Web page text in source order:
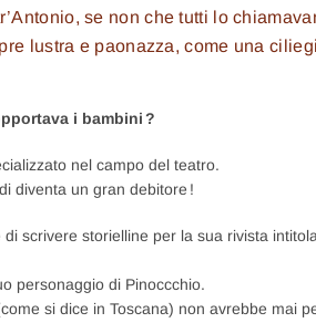
se non che tutti lo
lustra e paonazza, come una
i bambini ?
nel campo del teatro.
diventa un gran debitore !
scrivere storielline per la sua rivista
personaggio di Pinoccchio.
si dice in Toscana) non avrebbe mai